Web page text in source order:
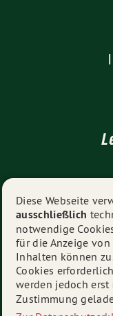
© 2026 Erwin
Diese Webseite
ausschließlich
notwendige
für die Anzeige von
Inhalten können
Cookies
werden jedoch erst
Zustimmung